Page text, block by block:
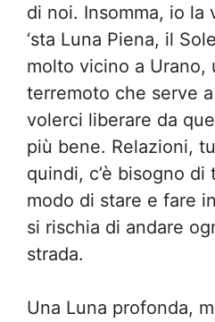
di noi. Insomma, io la
‘sta Luna Piena, il
molto vicino a Urano,
terremoto che serve
volerci liberare da
più bene. Relazioni,
quindi, c’è bisogno
modo di stare e fare
si rischia di andare
strada.
Una Luna profonda,